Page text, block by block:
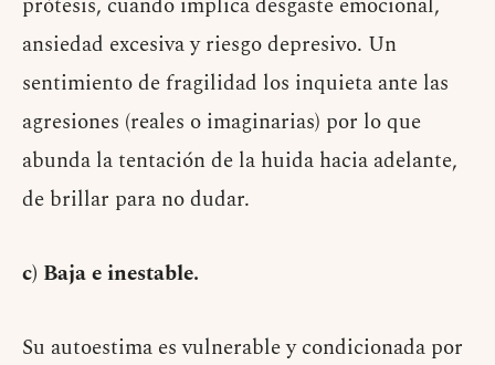
ansiedad excesiva y riesgo depresivo. Un
sentimiento de fragilidad los inquieta ante las
agresiones (reales o imaginarias) por lo que
abunda la tentación de la huida hacia adelante,
de brillar para no dudar.
c) Baja e inestable.
Su autoestima es vulnerable y condicionada por